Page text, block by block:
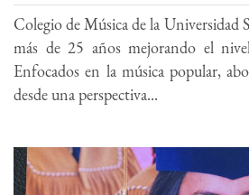
Colegio de Música de la Universidad
más de 25 años mejorando el
Enfocados en la música popular,
desde una perspectiva...